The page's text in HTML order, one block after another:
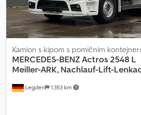
Legden 1.353 km
Kamion s kipom s pomičnim
MERCEDES-BENZActros 2548 L
Meiller-ARK, Nachlauf-Lift-